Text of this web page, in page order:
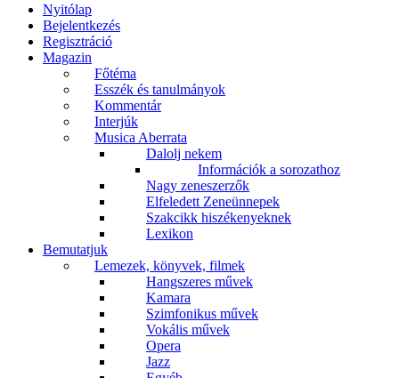
Nyitólap
Bejelentkezés
Regisztráció
Magazin
Főtéma
Esszék és tanulmányok
Kommentár
Interjúk
Musica Aberrata
Dalolj nekem
Információk a sorozathoz
Nagy zeneszerzők
Elfeledett Zeneünnepek
Szakcikk hiszékenyeknek
Lexikon
Bemutatjuk
Lemezek, könyvek, filmek
Hangszeres művek
Kamara
Szimfonikus művek
Vokális művek
Opera
Jazz